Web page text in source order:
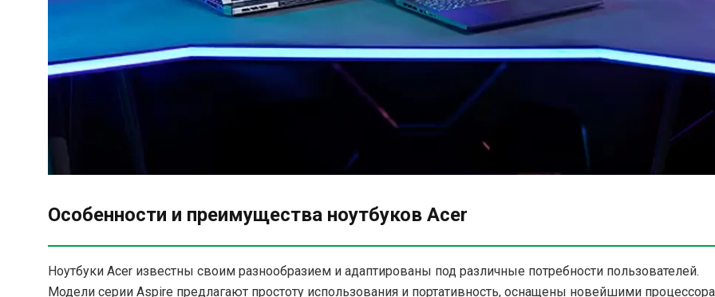
Особенности и преимущества ноутбуков Acer
Ноутбуки Acer известны своим разнообразием и адаптированы под различные потребности пользователей.
Модели серии Aspire предлагают простоту использования и портативность, оснащены новейшими